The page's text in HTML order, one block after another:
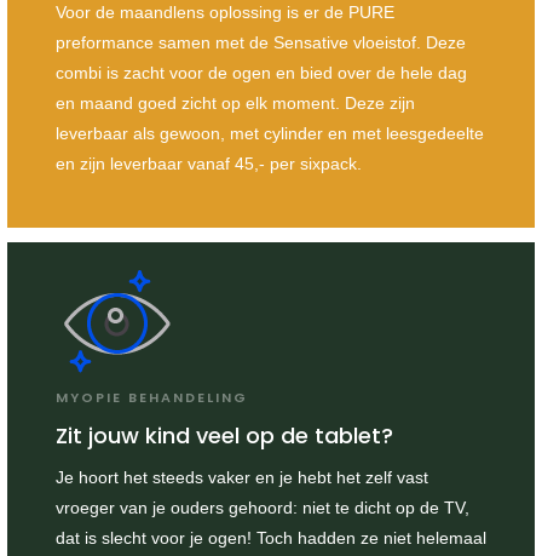
Voor de maandlens oplossing is er de PURE
preformance samen met de Sensative vloeistof. Deze
combi is zacht voor de ogen en bied over de hele dag
en maand goed zicht op elk moment. Deze zijn
leverbaar als gewoon, met cylinder en met leesgedeelte
en zijn leverbaar vanaf 45,- per sixpack.
MYOPIE BEHANDELING
Zit jouw kind veel op de tablet?
Je hoort het steeds vaker en je hebt het zelf vast
vroeger van je ouders gehoord: niet te dicht op de TV,
dat is slecht voor je ogen! Toch hadden ze niet helemaal